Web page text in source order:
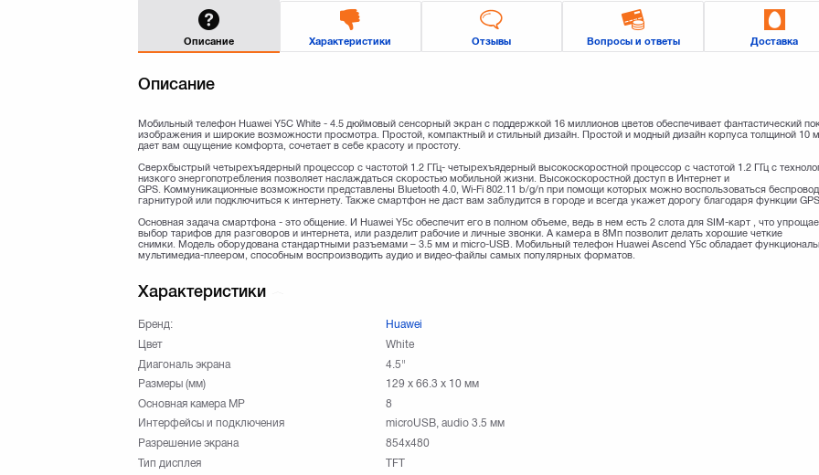
Описание Характеристики Отзывы Вопросы и ответы Доставка
Описание
Мобильный телефон Huawei Y5C White - 4.5 дюймовый сенсорный экран с поддержкой 16 миллионов цветов обеспечивает фантастический
изображения и широкие возможности просмотра. Простой, компактный и стильный дизайн. Простой и модный дизайн корпуса толщиной 10
дает вам ощущение комфорта, сочетает в себе красоту и простоту.
Сверхбыстрый четырехъядерный процессор с частотой 1.2 ГГц- четырехъядерный высокоскоростной процессор с частотой 1.2 ГГц с
низкого энергопотребления позволяет наслаждаться скоростью мобильной жизни. Высокоскоростной доступ в Интернет и
GPS. Коммуникационные возможности представлены Bluetooth 4.0, Wi-Fi 802.11 b/g/n при помощи которых можно воспользоваться
гарнитурой или подключиться к интернету. Также смартфон не даст вам заблудится в городе и всегда укажет дорогу благодаря функции
Основная задача смартфона - это общение. И Huawei Y5c обеспечит его в полном объеме, ведь в нем есть 2 слота для SIM-карт , что
выбор тарифов для разговоров и интернета, или разделит рабочие и личные звонки. А камера в 8Мп позволит делать хорошие четкие
снимки. Модель оборудована стандартными разъемами – 3.5 мм и micro-USB. Мобильный телефон Huawei Ascend Y5c обладает
мультимедиа-плеером, способным воспроизводить аудио и видео-файлы самых популярных форматов.
Характеристики
Бренд:
Huawei
Цвет
White
Диагональ экрана
4.5"
Размеры (мм)
129 x 66.3 x 10 мм
Основная камера МР
8
Интерфейсы и подключения
microUSB, audio 3.5 мм
Разрешение экрана
854x480
Тип дисплея
TFT